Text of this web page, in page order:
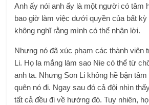
Anh ấy nói anh ấy là một người có tâm
bao giờ làm việc dưới quyền của bất kỳ
không nghĩ rằng mình có thể nhận lời.
Nhưng nó đã xúc phạm các thành viên
Li. Họ la mắng làm sao Nie có thể từ
anh ta. Nhưng Son Li không hề bận
quên nó đi. Ngay sau đó cả đội nhìn
tất cả đều đi về hướng đó. Tuy nhiên,